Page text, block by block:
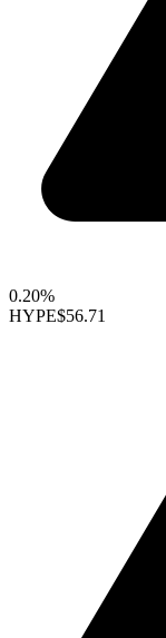
0.20%
HYPE$56.71